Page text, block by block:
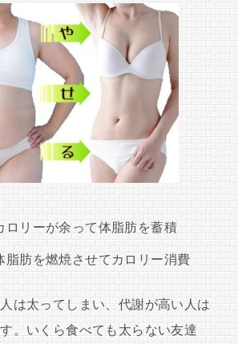
ロリーが余って体脂肪を蓄積
脂肪を燃焼させてカロリー消費
は太ってしまい、代謝が高い人は
。いくら食べても太らない友達